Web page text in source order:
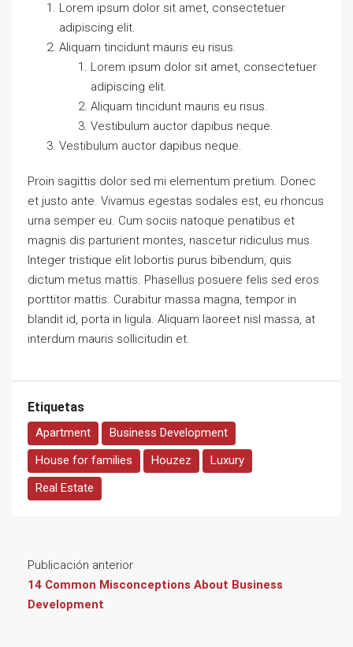
Lorem ipsum dolor sit amet, consectetuer
adipiscing elit.
Aliquam tincidunt mauris eu risus.
Lorem ipsum dolor sit amet, consectetuer
adipiscing elit.
Aliquam tincidunt mauris eu risus.
Vestibulum auctor dapibus neque.
Vestibulum auctor dapibus neque.
Proin sagittis dolor sed mi elementum pretium. Donec
et justo ante. Vivamus egestas sodales est, eu rhoncus
urna semper eu. Cum sociis natoque penatibus et
magnis dis parturient montes, nascetur ridiculus mus.
Integer tristique elit lobortis purus bibendum, quis
dictum metus mattis. Phasellus posuere felis sed eros
porttitor mattis. Curabitur massa magna, tempor in
blandit id, porta in ligula. Aliquam laoreet nisl massa, at
interdum mauris sollicitudin et.
Etiquetas
Apartment
Business Development
House for families
Houzez
Luxury
Real Estate
Publicación anterior
14 Common Misconceptions About Business
Development